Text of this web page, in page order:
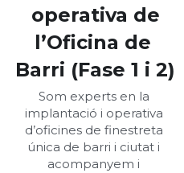
operativa de
l’Oficina de
Barri (Fase 1 i 2)
Som experts en la
implantació i operativa
d’oficines de finestreta
única de barri i ciutat i
acompanyem i